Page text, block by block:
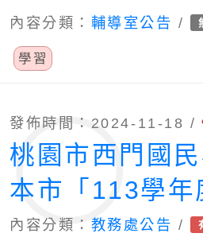
https://
v=wS-Q-
https://
內容分類： 輔導室公告 /
學習
發佈時間：2024-11-18 /
桃園市西門國
本市「113學
小學本土教育
內容分類： 教務處公告 /